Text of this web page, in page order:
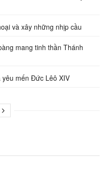
và xây những nhịp cầu
mang tinh thần Thánh
yêu mến Đức Lêô XIV